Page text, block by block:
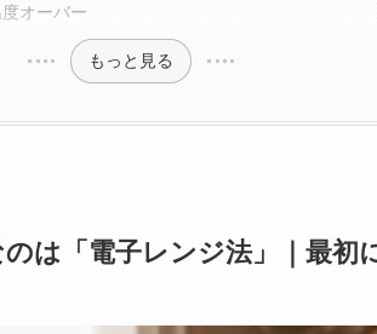
オーバー
もっと見る
は「電子レンジ法」｜最初